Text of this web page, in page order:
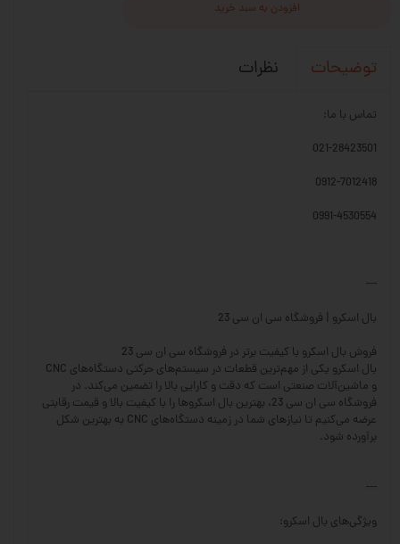
افزودن به سبد خرید
توضیحات نظرات
تماس با ما:
021-28423501
0912-7012418
0991-4530554
---
بال اسکرو | فروشگاه سی ان سی 23
فروش بال اسکرو با کیفیت برتر در فروشگاه سی ان سی 23
بال اسکرو یکی از مهم‌ترین قطعات در سیستم‌های حرکتی دستگاه‌های CNC
و ماشین‌آلات صنعتی است که دقت و کارایی بالا را تضمین می‌کند. در
فروشگاه سی ان سی 23، بهترین بال اسکروها را با کیفیت بالا و قیمت رقابتی
عرضه می‌کنیم تا نیازهای شما در زمینه دستگاه‌های CNC به بهترین شکل
برآورده شود.
---
ویژگی‌های بال اسکرو: